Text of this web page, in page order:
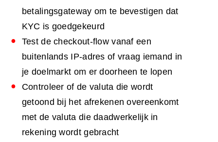
betalingsgateway om te bevestigen dat
KYC is goedgekeurd
Test de checkout-flow vanaf een
buitenlands IP-adres of vraag iemand in
je doelmarkt om er doorheen te lopen
Controleer of de valuta die wordt
getoond bij het afrekenen overeenkomt
met de valuta die daadwerkelijk in
rekening wordt gebracht